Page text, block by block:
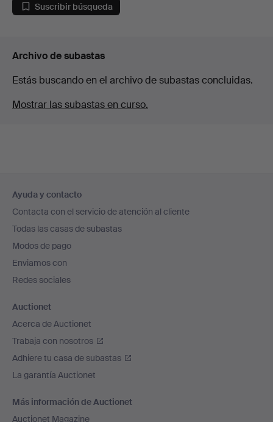
Suscribir búsqueda
Archivo de subastas
Estás buscando en el archivo de subastas concluidas.
Mostrar las subastas en curso.
en
el
pie
de
página
Ayuda y contacto
Contacta con el servicio de atención al cliente
Todas las casas de subastas
Modos de pago
Enviamos con
Redes sociales
Auctionet
Acerca de Auctionet
Trabaja con nosotros
Adhiere tu casa de subastas
La garantía Auctionet
Más información de Auctionet
Auctionet Magazine